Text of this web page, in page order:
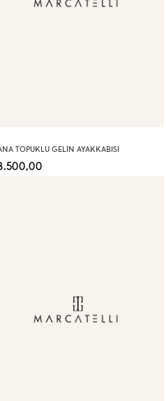
TOPUKLU GELIN AYAKKABISI